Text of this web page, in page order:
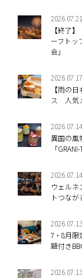
2026.07.21
【終了
ーフトッ
会」
2026.07.17
【雨の
ス 人気
2026.07.14
異国の風
「GRANI-
2026.07.14
ウェルネ
トつな
2026.07.13
7・8月限
題付き
2026.07.13